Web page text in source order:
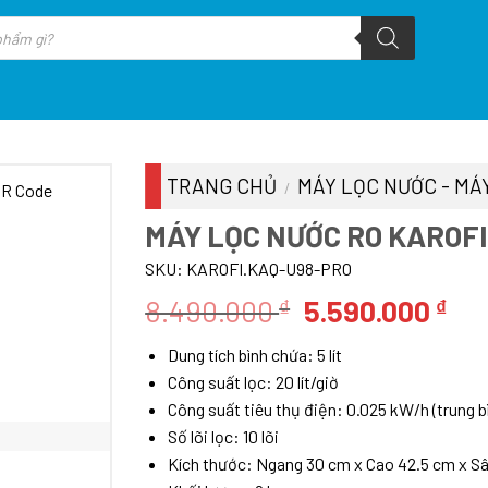
TRANG CHỦ / MÁY LỌC NƯỚC -
MÁY LỌC NƯỚC RO
SKU: KAROFI.KAQ-U98-PRO
8.490.000₫ Giá
là:
8.490.000 ₫.
5.590.000 ₫Giá
là:
Dung tích bình chứa: 5 lít
Công suất lọc: 20 lít/giờ
Công suất tiêu thụ điện: 0.025 kW/h (trung
Số lõi lọc: 10 lõi
Kích thước: Ngang 30 cm x Cao 42.5 cm x